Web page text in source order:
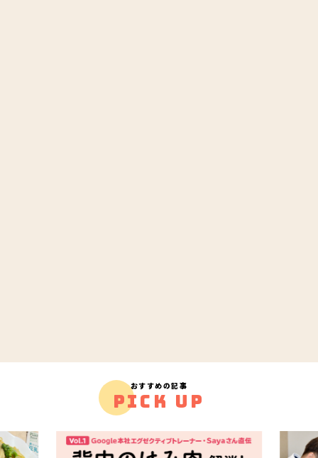
おすすめの記事
PICK UP